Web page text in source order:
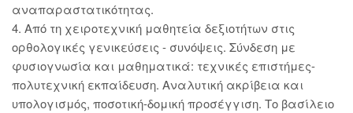
αναπαραστατικότητας.
4. Από τη χειροτεχνική μαθητεία δεξιοτήτων στις
ορθολογικές γενικεύσεις - συνόψεις. Σύνδεση με
φυσιογνωσία και μαθηματικά: τεχνικές επιστήμες-
πολυτεχνική εκπαίδευση. Αναλυτική ακρίβεια και
υπολογισμός, ποσοτική-δομική προσέγγιση. Το βασίλειο